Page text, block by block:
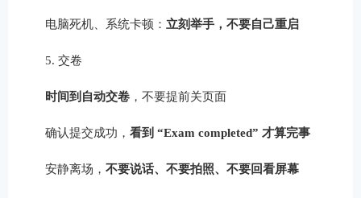
电脑死机、系统卡顿： 立刻举手，不要自己重启
5. 交卷
时间到自动交卷，不要提前关页面
确认提交成功， 看到 “Exam completed” 才算完事
安静离场， 不要说话、不要拍照、不要回看屏幕